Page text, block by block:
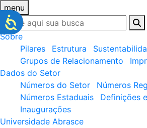
menu
Sobre
Pilares
Estrutura
Grupos de Relacionamento
Dados do Setor
Números do Setor
Números
Números Estaduais
Definições
Inaugurações
Universidade Abrasce